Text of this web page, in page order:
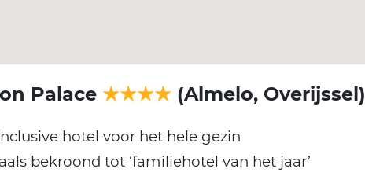
Palace ★★★★ (Almelo, Overijssel)
hotel voor het hele gezin
bekroond tot ‘familiehotel van het jaar’